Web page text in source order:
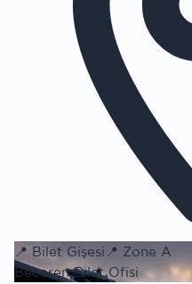
📍 Bilet Gişesi 📍 Zone A
Beceren Bilet Ofisi